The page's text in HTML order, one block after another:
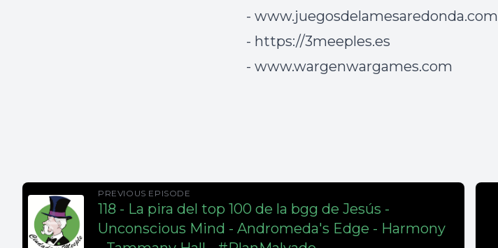
- www.juegosdelamesaredonda.com
- https://3meeples.es
- www.wargenwargames.com
PREVIOUS EPISODE
118 - La pira del top 100 de la bgg de Jesús -
Unconscious Mind - Andromeda's Edge - Harmony